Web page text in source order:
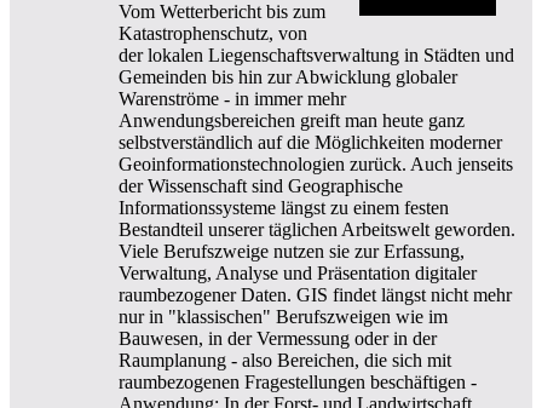
Vom Wetterbericht bis zum
Katastrophenschutz, von
der lokalen Liegenschaftsverwaltung in Städten und
Gemeinden bis hin zur Abwicklung globaler
Warenströme - in immer mehr
Anwendungsbereichen greift man heute ganz
selbstverständlich auf die Möglichkeiten moderner
Geoinformationstechnologien zurück. Auch jenseits
der Wissenschaft sind Geographische
Informationssysteme längst zu einem festen
Bestandteil unserer täglichen Arbeitswelt geworden.
Viele Berufszweige nutzen sie zur Erfassung,
Verwaltung, Analyse und Präsentation digitaler
raumbezogener Daten. GIS findet längst nicht mehr
nur in "klassischen" Berufszweigen wie im
Bauwesen, in der Vermessung oder in der
Raumplanung - also Bereichen, die sich mit
raumbezogenen Fragestellungen beschäftigen -